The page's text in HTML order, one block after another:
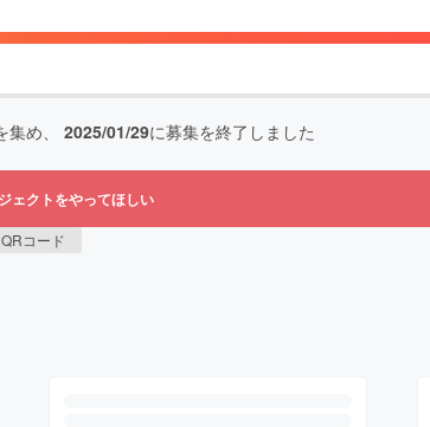
集め、 2025/01/29に募集を終了しました
ェクトをやってほしい
QRコード